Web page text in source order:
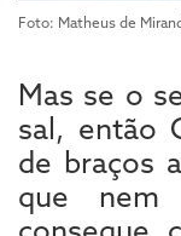
Foto: Matheus de
Mas se o
sal, então
de braços
que nem